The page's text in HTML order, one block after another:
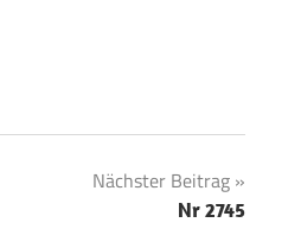
Nächster Beitrag
Nr 2745